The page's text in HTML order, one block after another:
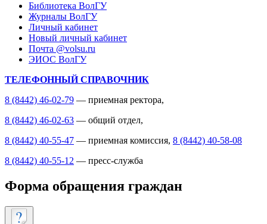
Библиотека ВолГУ
Журналы ВолГУ
Личный кабинет
Новый личный кабинет
Почта @volsu.ru
ЭИОС ВолГУ
ТЕЛЕФОННЫЙ СПРАВОЧНИК
8 (8442) 46-02-79 — приемная ректора,
8 (8442) 46-02-63 — общий отдел,
8 (8442) 40-55-47 — приемная комиссия, 8 (8442) 40-58-08
8 (8442) 40-55-12 — пресс-служба
Форма обращения граждан